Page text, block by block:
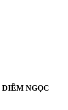
DIỄM NGỌC